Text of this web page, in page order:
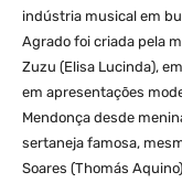
indústria musical em
Agrado foi criada pela
Zuzu (Elisa Lucinda),
em apresentações
Mendonça desde
sertaneja famosa,
Soares (Thomás